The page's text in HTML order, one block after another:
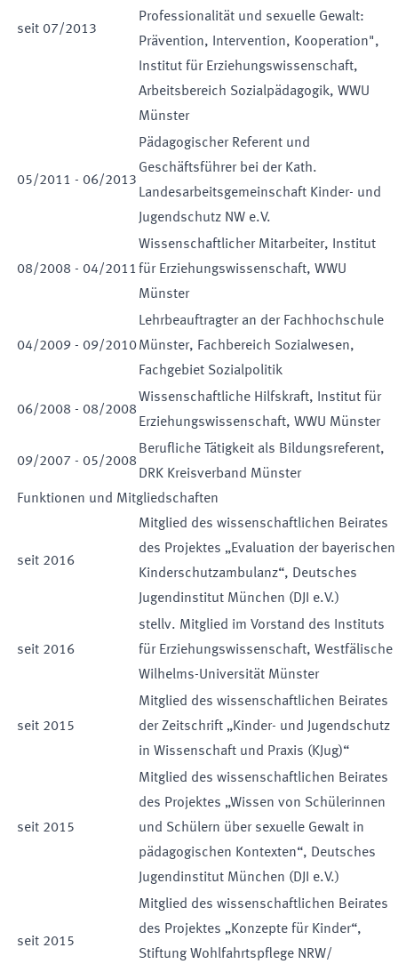
seit 07/2013
Professionalität und sexuelle Gewalt:
Prävention, Intervention, Kooperation",
Institut für Erziehungswissenschaft,
Arbeitsbereich Sozialpädagogik, WWU
Münster
05/2011 - 06/2013
Pädagogischer Referent und
Geschäftsführer bei der Kath.
Landesarbeitsgemeinschaft Kinder- und
Jugendschutz NW e.V.
08/2008 - 04/2011
Wissenschaftlicher Mitarbeiter, Institut
für Erziehungswissenschaft, WWU
Münster
04/2009 - 09/2010
Lehrbeauftragter an der Fachhochschule
Münster, Fachbereich Sozialwesen,
Fachgebiet Sozialpolitik
06/2008 - 08/2008
Wissenschaftliche Hilfskraft, Institut für
Erziehungswissenschaft, WWU Münster
09/2007 - 05/2008
Berufliche Tätigkeit als Bildungsreferent,
DRK Kreisverband Münster
Funktionen und Mitgliedschaften
seit 2016
Mitglied des wissenschaftlichen Beirates
des Projektes „Evaluation der bayerischen
Kinderschutzambulanz“, Deutsches
Jugendinstitut München (DJI e.V.)
seit 2016
stellv. Mitglied im Vorstand des Instituts
für Erziehungswissenschaft, Westfälische
Wilhelms-Universität Münster
seit 2015
Mitglied des wissenschaftlichen Beirates
der Zeitschrift „Kinder- und Jugendschutz
in Wissenschaft und Praxis (KJug)“
seit 2015
Mitglied des wissenschaftlichen Beirates
des Projektes „Wissen von Schülerinnen
und Schülern über sexuelle Gewalt in
pädagogischen Kontexten“, Deutsches
Jugendinstitut München (DJI e.V.)
seit 2015
Mitglied des wissenschaftlichen Beirates
des Projektes „Konzepte für Kinder“,
Stiftung Wohlfahrtspflege NRW/